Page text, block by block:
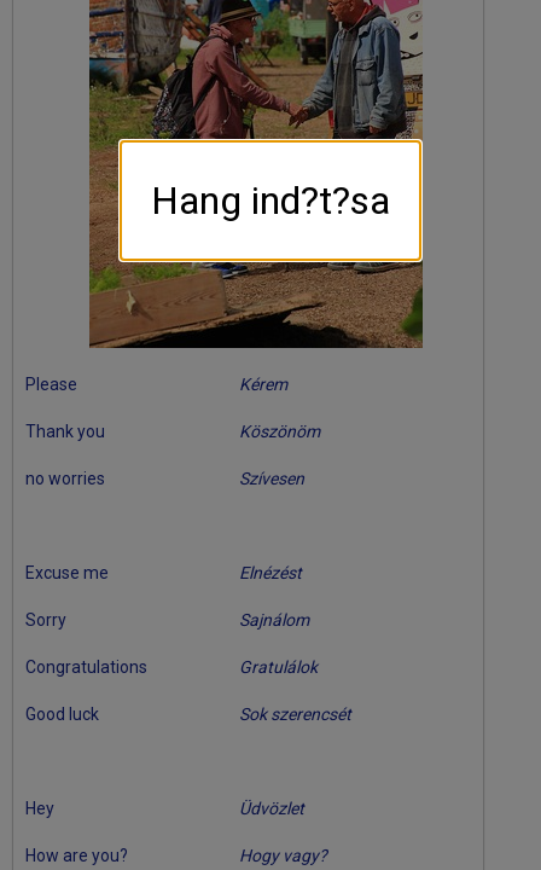
Please Kérem
Thank you Köszönöm
no worries Szívesen
Excuse me Elnézést
Sorry Sajnálom
Congratulations Gratulálok
Good luck Sok szerencsét
Hey Üdvözlet
How are you? Hogy vagy?
Hang ind?t?sa